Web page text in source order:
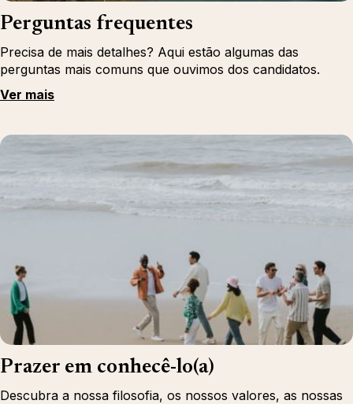
Perguntas frequentes
Precisa de mais detalhes? Aqui estão algumas das
perguntas mais comuns que ouvimos dos candidatos.
Ver mais
Prazer em conhecê-lo(a)
Descubra a nossa filosofia, os nossos valores, as nossas